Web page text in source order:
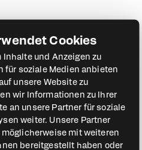
Cookies
Inhalte und Anzeigen zu
für soziale Medien anbieten
unsere Website zu
wir Informationen zu Ihrer
an unsere Partner für soziale
weiter. Unsere Partner
mit weiteren
bereitgestellt haben oder